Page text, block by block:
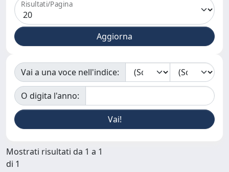
Risultati/Pagina
Vai a una voce nell'indice:
O digita l'anno:
Mostrati risultati da 1 a 1
di 1